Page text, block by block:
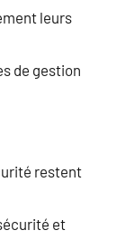
leurs
de gestion
restent
et